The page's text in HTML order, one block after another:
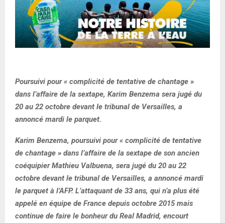
Poursuivi pour « complicité de tentative de chantage »
dans l’affaire de la sextape, Karim Benzema sera jugé du
20 au 22 octobre devant le tribunal de Versailles, a
annoncé mardi le parquet.
Karim Benzema, poursuivi pour « complicité de tentative
de chantage » dans l’affaire de la sextape de son ancien
coéquipier Mathieu Valbuena, sera jugé du 20 au 22
octobre devant le tribunal de Versailles, a annoncé mardi
le parquet à l’AFP. L’attaquant de 33 ans, qui n’a plus été
appelé en équipe de France depuis octobre 2015 mais
continue de faire le bonheur du Real Madrid, encourt